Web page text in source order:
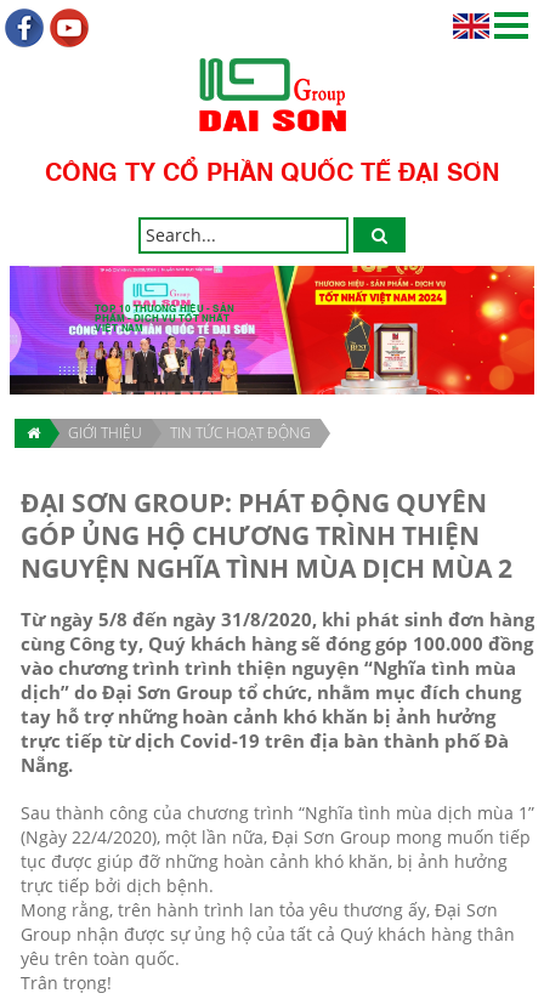
CÔNG TY CỔ PHẦN QUỐC TẾ ĐẠI SƠN
TOP 10 THƯƠNG HIỆU - SẢN
PHẨM - DỊCH VỤ TỐT NHẤT
VIỆT NAM
GIỚI THIỆU TIN TỨC HOẠT ĐỘNG
ĐẠI SƠN GROUP: PHÁT ĐỘNG QUYÊN
GÓP ỦNG HỘ CHƯƠNG TRÌNH THIỆN
NGUYỆN NGHĨA TÌNH MÙA DỊCH MÙA 2
Từ ngày 5/8 đến ngày 31/8/2020, khi phát sinh đơn hàng
cùng Công ty, Quý khách hàng sẽ đóng góp 100.000 đồng
vào chương trình trình thiện nguyện “Nghĩa tình mùa
dịch” do Đại Sơn Group tổ chức, nhằm mục đích chung
tay hỗ trợ những hoàn cảnh khó khăn bị ảnh hưởng
trực tiếp từ dịch Covid-19 trên địa bàn thành phố Đà
Nẵng.
Sau thành công của chương trình “Nghĩa tình mùa dịch mùa 1”
(Ngày 22/4/2020), một lần nữa, Đại Sơn Group mong muốn tiếp
tục được giúp đỡ những hoàn cảnh khó khăn, bị ảnh hưởng
trực tiếp bởi dịch bệnh.
Mong rằng, trên hành trình lan tỏa yêu thương ấy, Đại Sơn
Group nhận được sự ủng hộ của tất cả Quý khách hàng thân
yêu trên toàn quốc.
Trân trọng!